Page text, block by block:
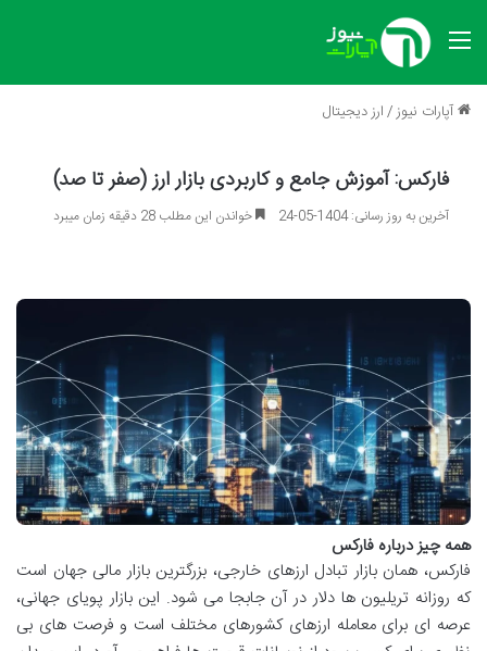
منو
آپارات نیوز/ارز دیجیتال
فارکس: آموزش جامع و کاربردی بازار ارز (صفر تا صد)
آخرین به روز رسانی: 1404-05-24 خواندن این مطلب 28 دقیقه زمان میبرد
همه چیز درباره فارکس
فارکس، همان بازار تبادل ارزهای خارجی، بزرگترین بازار مالی جهان است
که روزانه تریلیون ها دلار در آن جابجا می شود. این بازار پویای جهانی،
عرصه ای برای معامله ارزهای کشورهای مختلف است و فرصت های بی